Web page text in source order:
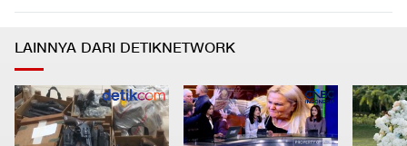
LAINNYA DARI DETIKNETWORK